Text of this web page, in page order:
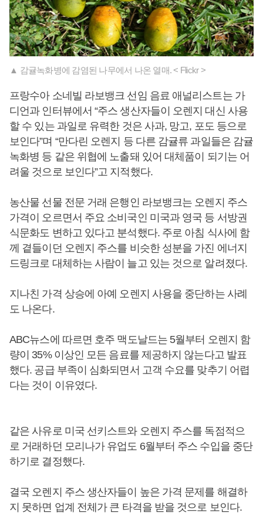
▲ 감귤녹화병에 감염된 나무에서 나온 열매. < Flickr >
프랑수아 소네빌 라보뱅크 선임 음료 애널리스트는 가
디언과 인터뷰에서 “주스 생산자들이 오렌지 대신 사용
할 수 있는 과일로 유력한 것은 사과, 망고, 포도 등으로
보인다”며 “만다린 오렌지 등 다른 감귤류 과일들은 감귤
녹화병 등 같은 위협에 노출돼 있어 대체품이 되기는 어
려울 것으로 보인다”고 지적했다.
농산물 선물 전문 거래 은행인 라보뱅크는 오렌지 주스
가격이 오르면서 주요 소비국인 미국과 영국 등 서방권
식문화도 변하고 있다고 분석했다. 주로 아침 식사에 함
께 곁들이던 오렌지 주스를 비슷한 성분을 가진 에너지
드링크로 대체하는 사람이 늘고 있는 것으로 알려졌다.
지나친 가격 상승에 아예 오렌지 사용을 중단하는 사례
도 나온다.
ABC뉴스에 따르면 호주 맥도날드는 5월부터 오렌지 함
량이 35% 이상인 모든 음료를 제공하지 않는다고 발표
했다. 공급 부족이 심화되면서 고객 수요를 맞추기 어렵
다는 것이 이유였다.
같은 사유로 미국 선키스트와 오렌지 주스를 독점적으
로 거래하던 모리나가 유업도 6월부터 주스 수입을 중단
하기로 결정했다.
결국 오렌지 주스 생산자들이 높은 가격 문제를 해결하
지 못하면 업계 전체가 큰 타격을 받을 것으로 보인다.